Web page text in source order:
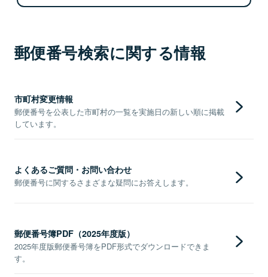
郵便番号検索に関する情報
市町村変更情報
郵便番号を公表した市町村の一覧を実施日の新しい順に掲載
しています。
よくあるご質問・お問い合わせ
郵便番号に関するさまざまな疑問にお答えします。
郵便番号簿PDF（2025年度版）
2025年度版郵便番号簿をPDF形式でダウンロードできま
す。